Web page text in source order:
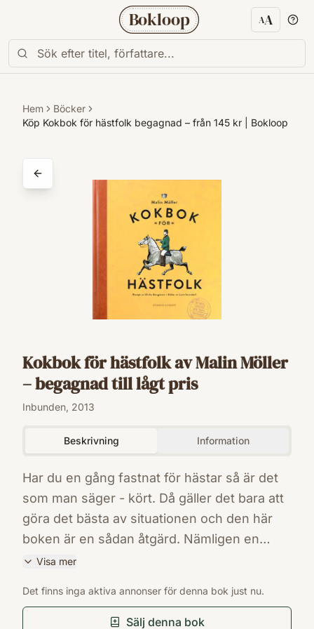
Bokloop AA
Hem
Böcker
Köp Kokbok för hästfolk begagnad – från 145 kr | Bokloop
Kokbok för hästfolk av Malin Möller
– begagnad till lågt pris
Inbunden, 2013
Beskrivning Information
Har du en gång fastnat för hästar så är det
som man säger - kört. Då gäller det bara att
göra det bästa av situationen och den här
boken är en sådan åtgärd. Nämligen en
samling förslag på hur du kan bjuda över
från stallet fem minuter innan de knackar på
dörren. Eller hur det går att äta andra, något
Visa mer
9789163732775
Det finns inga aktiva annonser för denna bok just nu.
Sälj denna bok